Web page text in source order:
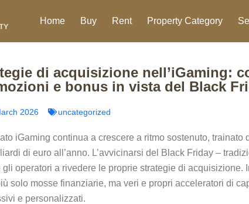
Home Buy Rent Property Category
di acquisizione nell’iGaming:
e bonus in vista del Black
2026 uncategorized
iGaming continua a crescere a ritmo sostenuto,
di euro all’anno. L’avvicinarsi del Black Friday –
gli operatori a rivedere le proprie strategie di
solo mosse finanziarie, ma veri e propri acceleratori di
e personalizzati.